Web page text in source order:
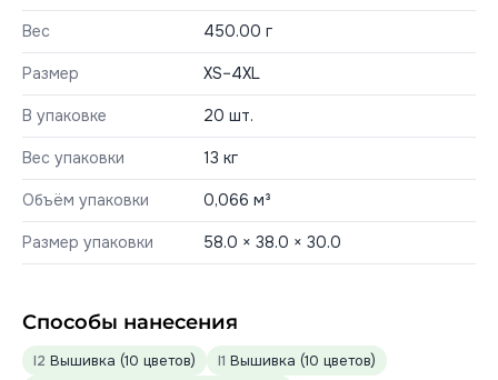
Вес 450.00 г
Размер XS–4XL
В упаковке 20 шт.
Вес упаковки 13 кг
Объём упаковки 0,066 м³
Размер упаковки 58.0 × 38.0 × 30.0
Способы нанесения
I2 Вышивка (10 цветов) I1 Вышивка (10 цветов)